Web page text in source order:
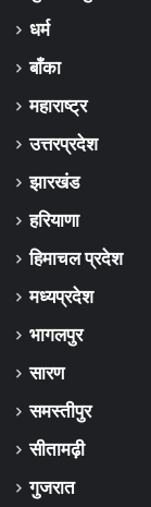
धर्म
बाँका
महाराष्ट्र
उत्तरप्रदेश
झारखंड
हरियाणा
हिमाचल प्रदेश
मध्यप्रदेश
भागलपुर
सारण
समस्तीपुर
सीतामढ़ी
गुजरात